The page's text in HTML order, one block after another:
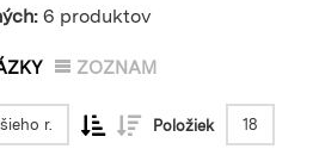
6 produktov
ZOZNAM
r. Položiek 18